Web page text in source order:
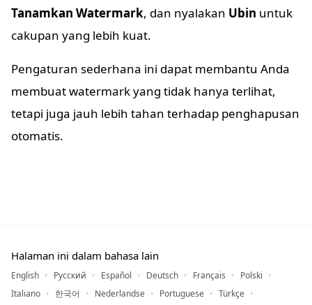
Tanamkan Watermark, dan nyalakan Ubin untuk
cakupan yang lebih kuat.
Pengaturan sederhana ini dapat membantu Anda
membuat watermark yang tidak hanya terlihat,
tetapi juga jauh lebih tahan terhadap penghapusan
otomatis.
Halaman ini dalam bahasa lain
English Русский Español Deutsch Français
Polski
Italiano
한국어 Nederlandse Portuguese
Türkçe